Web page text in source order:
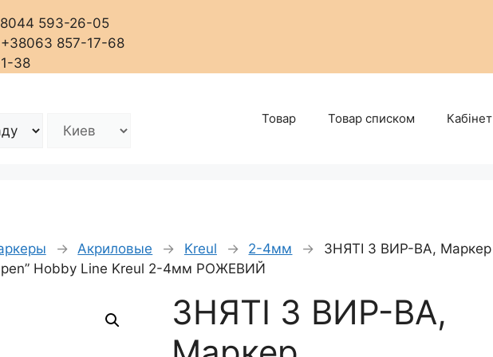
593-26-05
857-17-68
38
Товар Товар списком Кабінет
→ Акриловые → Kreul → 2-4мм →
ЗНЯТІ З ВИР-ВА, Маркер
Hobby Line Kreul 2-4мм РОЖЕВИЙ
ЗНЯТІ З ВИР-ВА,